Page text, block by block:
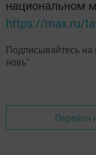
национальном
https://max.ru/
Подписывайтесь на
новь"
Перейти